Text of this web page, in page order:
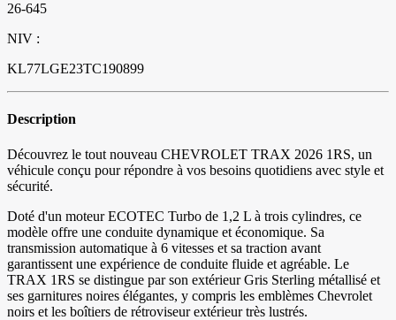
26-645
NIV :
KL77LGE23TC190899
Description
Découvrez le tout nouveau CHEVROLET TRAX 2026 1RS, un
véhicule conçu pour répondre à vos besoins quotidiens avec style et
sécurité.
Doté d'un moteur ECOTEC Turbo de 1,2 L à trois cylindres, ce
modèle offre une conduite dynamique et économique. Sa
transmission automatique à 6 vitesses et sa traction avant
garantissent une expérience de conduite fluide et agréable. Le
TRAX 1RS se distingue par son extérieur Gris Sterling métallisé et
ses garnitures noires élégantes, y compris les emblèmes Chevrolet
noirs et les boîtiers de rétroviseur extérieur très lustrés.